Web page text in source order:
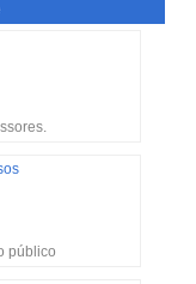
público